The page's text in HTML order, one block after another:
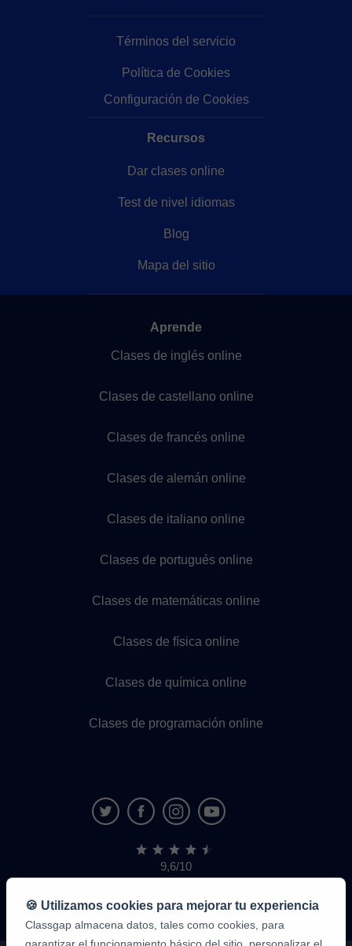
Términos del servicio
Política de Cookies
Configuración de Cookies
Recursos
Dar clases online
Test de nivel idiomas
Blog
Mapa del sitio
Aprende
Clases de inglés online
Clases de castellano online
Clases de francés online
Clases de alemán online
Clases de italiano online
Clases de portugués online
Clases de matemáticas online
Clases de física online
Clases de química online
Clases de programación online
9,6/10
1.339.284
de
alumnos
🍪 Utilizamos cookies para mejorar tu experiencia
Classgap almacena datos, tales como cookies, para